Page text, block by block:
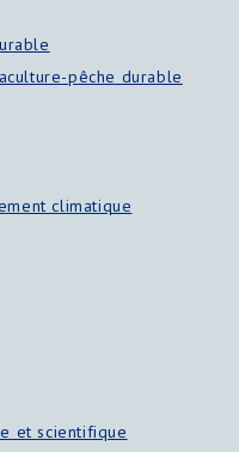
pêche durable
climatique
et scientifique